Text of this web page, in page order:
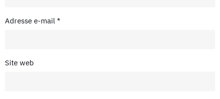
Adresse e-mail *
Site web